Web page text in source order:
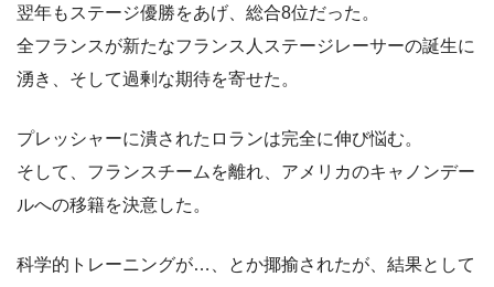
翌年もステージ優勝をあげ、総合8位だった。
全フランスが新たなフランス人ステージレーサーの誕生に
湧き、そして過剰な期待を寄せた。
プレッシャーに潰されたロランは完全に伸び悩む。
そして、フランスチームを離れ、アメリカのキャノンデー
ルへの移籍を決意した。
科学的トレーニングが…、とか揶揄されたが、結果として